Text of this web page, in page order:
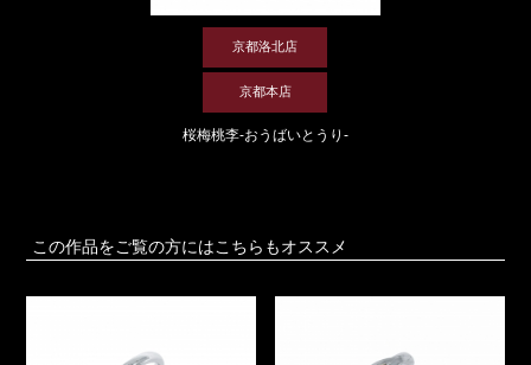
京都洛北店
京都本店
桜梅桃李-おうばいとうり-
この作品をご覧の方にはこちらもオススメ